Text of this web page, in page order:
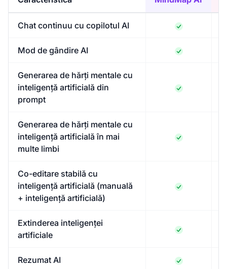
Chat continuu cu copilotul AI
Mod de gândire AI
Generarea de hărți mentale cu
inteligență artificială din
prompt
Generarea de hărți mentale cu
inteligență artificială în mai
multe limbi
Co-editare stabilă cu
inteligență artificială (manuală
+ inteligență artificială)
Extinderea inteligenței
artificiale
Rezumat AI